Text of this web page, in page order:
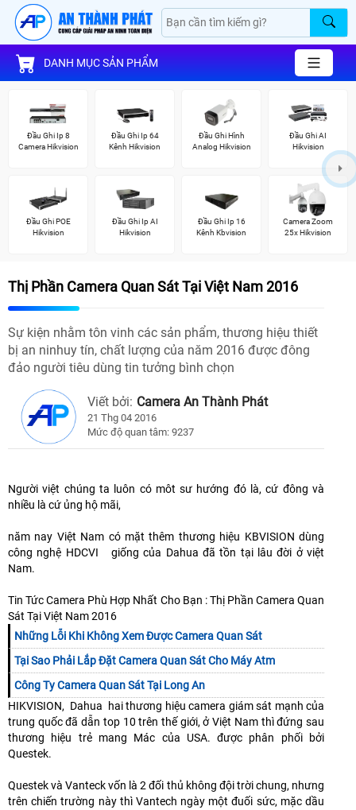
DANH MỤC SẢN PHẨM
Đầu Ghi Ip 8
Camera Hikvision
Đầu Ghi Ip 64
Kênh Hikvision
Đầu Ghi Hình
Analog Hikvision
Đầu Ghi AI
Hikvision
Đầu Ghi POE
Hikvision
Đầu Ghi Ip AI
Hikvision
Đầu Ghi Ip 16
Kênh Kbvision
Camera Zoom
25x Hikvision
Thị Phần Camera Quan Sát Tại Việt Nam 2016
Sự kiện nhằm tôn vinh các sản phẩm, thương hiệu thiết
bị an ninhuy tín, chất lượng của năm 2016 được đông
đảo người tiêu dùng tin tưởng bình chọn
Viết bởi: Camera An Thành Phát
21 Thg 04 2016
Mức độ quan tâm: 9237
Người việt chúng ta luôn có môt sư hướng đó là, cứ đông và
nhiều là cứ ủng hộ mãi,
năm nay Việt Nam có mặt thêm thương hiệu KBVISION dùng
công nghệ HDCVI giống của Dahua đã tồn tại lâu đời ở việt
Nam.
Tin Tức Camera Phù Hợp Nhất Cho Bạn : Thị Phần Camera Quan
Sát Tại Việt Nam 2016
Những Lỗi Khi Không Xem Được Camera Quan Sát
Tại Sao Phải Lắp Đặt Camera Quan Sát Cho Máy Atm
Công Ty Camera Quan Sát Tại Long An
HIKVISION, Dahua hai thương hiệu camera giám sát mạnh của
trung quốc đã dẫn top 10 trên thế giới, ở Việt Nam thì đứng sau
thương hiệu trẻ mang Mác của USA. được phân phối bởi
Questek.
Questek và Vanteck vốn là 2 đối thủ không đội trời chung, nhưng
trên chiến trường này thì Vantech ngày một đuối sức, mặc dầu